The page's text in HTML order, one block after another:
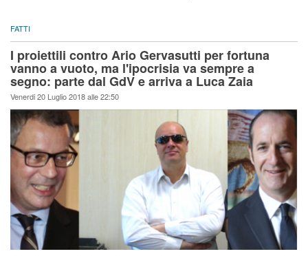
FATTI
I proiettili contro Ario Gervasutti per fortuna
vanno a vuoto, ma l'ipocrisia va sempre a
segno: parte dal GdV e arriva a Luca Zaia
Venerdi 20 Luglio 2018 alle 22:50